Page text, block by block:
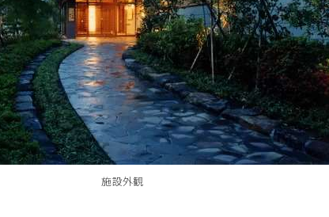
施設外観